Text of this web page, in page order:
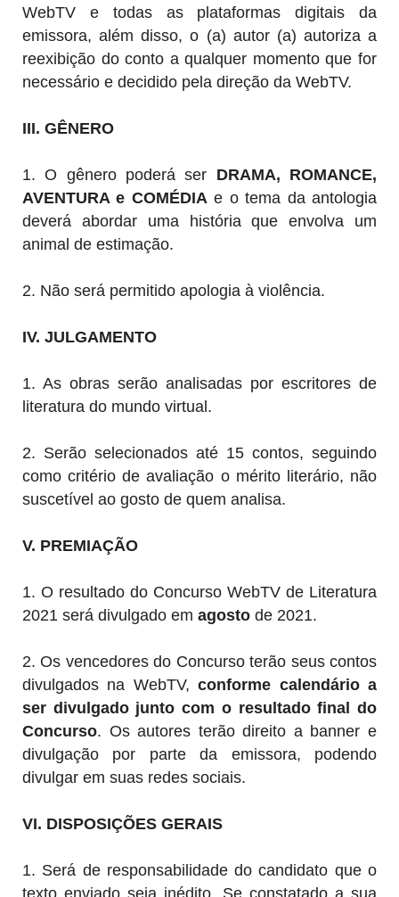
WebTV e todas as plataformas digitais da
emissora, além disso, o (a) autor (a) autoriza a
reexibição do conto a qualquer momento que for
necessário e decidido pela direção da WebTV.
III. GÊNERO
1. O gênero poderá ser DRAMA, ROMANCE,
AVENTURA e COMÉDIAe o tema da antologia
deverá abordar uma história que envolva um
animal de estimação.
2. Não será permitido apologia à violência.
IV. JULGAMENTO
1. As obras serão analisadas por escritores de
literatura do mundo virtual.
2. Serão selecionados até 15 contos, seguindo
como critério de avaliação o mérito literário, não
suscetível ao gosto de quem analisa.
V. PREMIAÇÃO
1. O resultado do Concurso WebTV de Literatura
2021 será divulgado em agosto de 2021.
2. Os vencedores do Concurso terão seus contos
divulgados na WebTV,conforme calendário a
ser divulgado junto com o resultado final do
Concurso. Os autores terão direito a banner e
divulgação por parte da emissora, podendo
divulgar em suas redes sociais.
VI. DISPOSIÇÕES GERAIS
1. Será de responsabilidade do candidato que o